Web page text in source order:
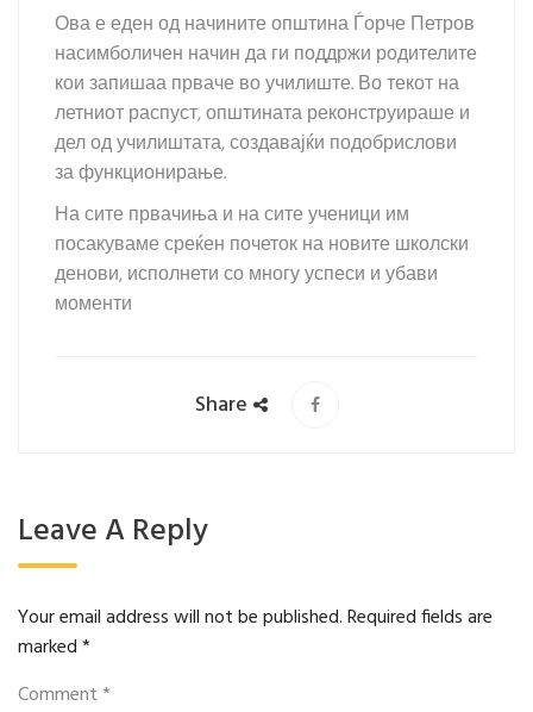
Ова е еден од начините општина Ѓорче Петров
насимболичен начин да ги поддржи родителите
кои запишаа прваче во училиште. Во текот на
летниот распуст, општината реконструираше и
дел од училиштата, создавајќи подобрислови
за функционирање.
На сите првачиња и на сите ученици им
посакуваме среќен почеток на новите школски
денови, исполнети со многу успеси и убави
моменти
Share
Leave A Reply
Your email address will not be published.Required fields are
marked*
Comment*